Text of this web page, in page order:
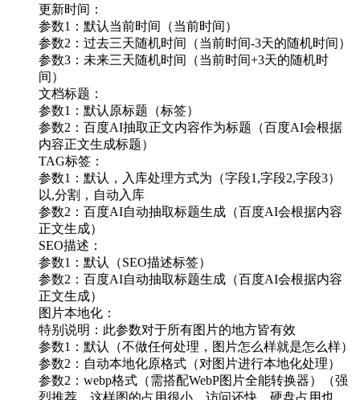
更新时间：
参数1：默认当前时间（当前时间）
参数2：过去三天随机时间（当前时间-3天的随机时间）
参数3：未来三天随机时间（当前时间+3天的随机时
间）
文档标题：
参数1：默认原标题（标签）
参数2：百度AI抽取正文内容作为标题（百度AI会根据
内容正文生成标题）
TAG标签：
参数1：默认，入库处理方式为（字段1,字段2,字段3）
以,分割，自动入库
参数2：百度AI自动抽取标题生成（百度AI会根据内容
正文生成）
SEO描述：
参数1：默认（SEO描述标签）
参数2：百度AI自动抽取标题生成（百度AI会根据内容
正文生成）
图片本地化：
特别说明：此参数对于所有图片的地方皆有效
参数1：默认（不做任何处理，图片怎么样就是怎么样）
参数2：自动本地化原格式（对图片进行本地化处理）
参数2：webp格式（需搭配WebP图片全能转换器）（强
烈推荐，这样图的占用很小，访问还快，硬盘占用也